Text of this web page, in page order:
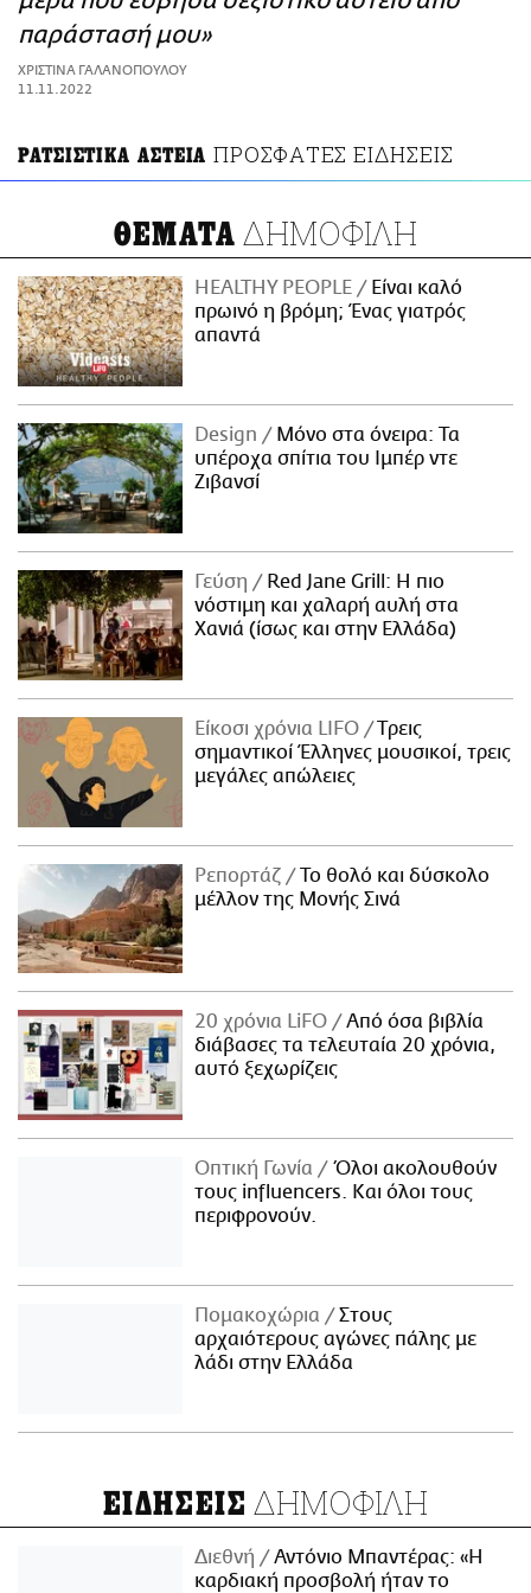
ΑΜΠΑ
PRINT
παράστασή μου»
ΧΡΙΣΤΙΝΑ ΓΑΛΑΝΟΠΟΥΛΟΥ
11.11.2022
ΡΑΤΣΙΣΤΙΚΑ ΑΣΤΕΙΑ ΠΡΟΣΦΑΤΕΣ ΕΙΔΗΣΕΙΣ
ΘΕΜΑΤΑ ΔΗΜΟΦΙΛΗ
HEALTHY PEOPLE
Είναι καλό
πρωινό η βρόμη; Ένας γιατρός
απαντά
Design
Μόνο στα όνειρα: Τα
υπέροχα σπίτια του Ιμπέρ ντε
Ζιβανσί
Γεύση
Red Jane Grill: Η πιο
νόστιμη και χαλαρή αυλή στα
Χανιά (ίσως και στην Ελλάδα)
Είκοσι χρόνια LIFO
Tρεις
σημαντικοί Έλληνες μουσικοί, τρεις
μεγάλες απώλειες
Ρεπορτάζ
Το θολό και δύσκολο
μέλλον της Μονής Σινά
20 χρόνια LiFO
Από όσα βιβλία
διάβασες τα τελευταία 20 χρόνια,
αυτό ξεχωρίζεις
Οπτική Γωνία
Όλοι ακολουθούν
τους influencers. Και όλοι τους
περιφρονούν.
Πομακοχώρια
Στους
αρχαιότερους αγώνες πάλης με
λάδι στην Ελλάδα
ΕΙΔΗΣΕΙΣ ΔΗΜΟΦΙΛΗ
Διεθνή
Αντόνιο Μπαντέρας: «Η
καρδιακή προσβολή ήταν το